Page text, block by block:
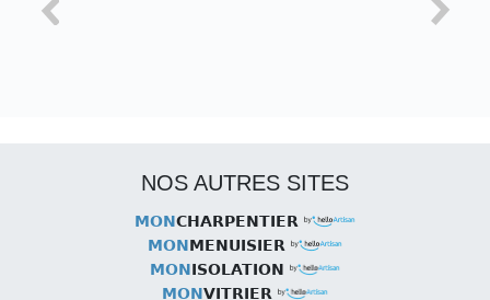
NOS AUTRES SITES
MONCHARPENTIER
MONMENUISIER
MONISOLATION
MONVITRIER